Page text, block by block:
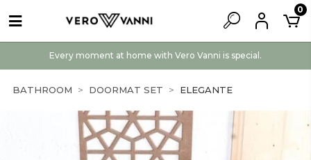
Every moment at home with Vero Vanni is special.
0
BATHROOM DOORMAT SET ELEGANTE